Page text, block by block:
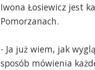
Iwona Łosiewicz jest
Pomorzanach.
- Ja już wiem, jak
sposób mówienia